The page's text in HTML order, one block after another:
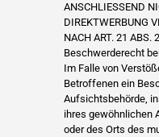
ANSCHLIESSEND
DIREKTWERBUNG
NACH ART. 21 ABS.
Beschwerderecht
Im Falle von
Betroffenen ein
Aufsichtsbehörde,
ihres gewöhnlichen
oder des Orts des